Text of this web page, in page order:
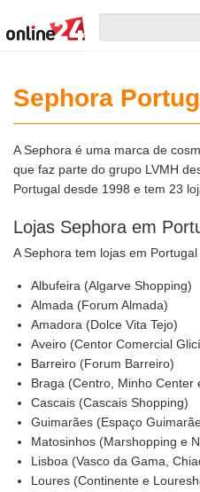
Sephora
A Sephora é uma marca de
que faz parte do grupo LVMH
Portugal desde 1998 e tem 23
Lojas Sephora em
A Sephora tem lojas em
Albufeira (Algarve Shopping)
Almada (Forum Almada)
Amadora (Dolce Vita Tejo)
Aveiro (Centor Comercial
Barreiro (Forum Barreiro)
Braga (Centro, Minho Center
Cascais (Cascais Shopping)
Guimarães (Espaço
Matosinhos (Marshopping e
Lisboa (Vasco da Gama,
Loures (Continente e